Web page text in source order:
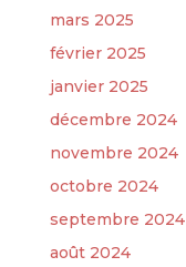
mars 2025
février 2025
janvier 2025
décembre 2024
novembre 2024
octobre 2024
septembre 2024
août 2024